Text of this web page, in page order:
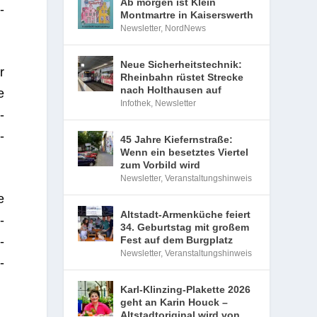
Montmartre in Kaiserswerth
Newsletter, NordNews
Neue Sicherheitstechnik:
Rheinbahn rüstet Strecke
nach Holthausen auf
Infothek, Newsletter
45 Jahre Kiefernstraße:
Wenn ein besetztes Viertel
zum Vorbild wird
Newsletter,Veranstaltungshinweis
Altstadt-Armenküche feiert
34. Geburtstag mit großem
Fest auf dem Burgplatz
Newsletter,Veranstaltungshinweis
Karl-Klinzing-Plakette 2026
geht an Karin Houck –